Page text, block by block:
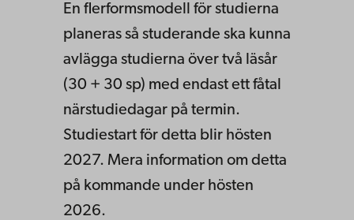
En flerformsmodell för studierna
planeras så studerande ska kunna
avlägga studierna över två läsår
(30 + 30 sp) med endast ett fåtal
närstudiedagar på termin.
Studiestart för detta blir hösten
2027. Mera information om detta
på kommande under hösten
2026.